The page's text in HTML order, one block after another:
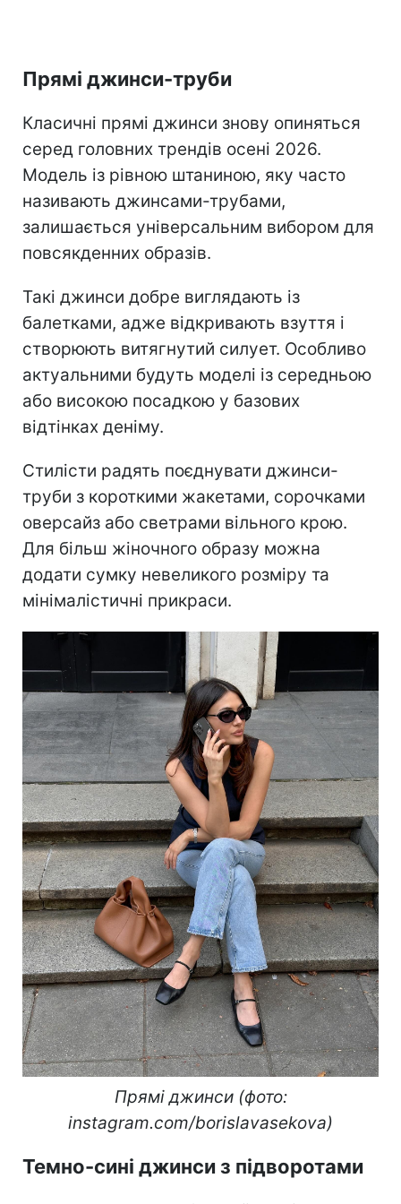
Прямі джинси-труби
Класичні прямі джинси знову опиняться
серед головних трендів осені 2026.
Модель із рівною штаниною, яку часто
називають джинсами-трубами,
залишається універсальним вибором для
повсякденних образів.
Такі джинси добре виглядають із
балетками, адже відкривають взуття і
створюють витягнутий силует. Особливо
актуальними будуть моделі із середньою
або високою посадкою у базових
відтінках деніму.
Стилісти радять поєднувати джинси-
труби з короткими жакетами, сорочками
оверсайз або светрами вільного крою.
Для більш жіночного образу можна
додати сумку невеликого розміру та
мінімалістичні прикраси.
Прямі джинси (фото:
instagram.com/borislavasekova)
Темно-сині джинси з підворотами